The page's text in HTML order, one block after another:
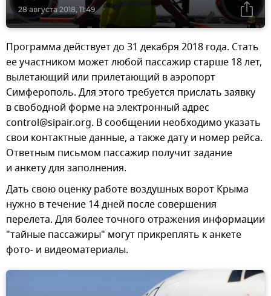
28 августа 2018, 11:49
Программа действует до 31 декабря 2018 года. Стать
ее участником может любой пассажир старше 18 лет,
вылетающий или прилетающий в аэропорт
Симферополь. Для этого требуется прислать заявку
в свободной форме на электронный адрес
control@sipair.org. В сообщении необходимо указать
свои контактные данные, а также дату и номер рейса.
Ответным письмом пассажир получит задание
и анкету для заполнения.
Дать свою оценку работе воздушных ворот Крыма
нужно в течение 14 дней после совершения
перелета. Для более точного отражения информации
"тайные пассажиры" могут прикреплять к анкете
фото- и видеоматериалы.